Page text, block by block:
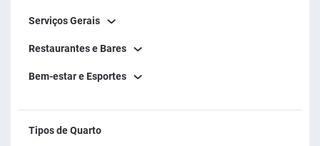
Serviços Gerais
Restaurantes e Bares
Bem-estar e Esportes
Tipos de Quarto